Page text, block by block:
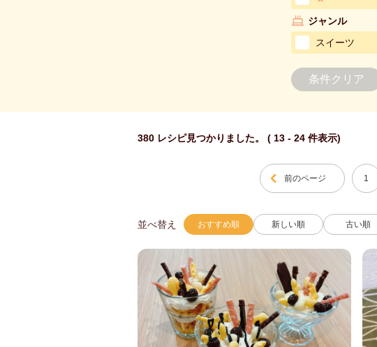
ジャンル
スイーツ
条件クリア
380 レシピ見つかりました。 ( 13 - 24 件表示)
前のページ 1
並べ替え おすすめ順 新しい順 古い順